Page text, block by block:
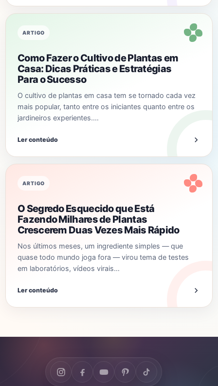
ARTIGO
Como Fazer o Cultivo de Plantas em
Casa: Dicas Práticas e Estratégias
Para o Sucesso
O cultivo de plantas em casa tem se tornado cada vez
mais popular, tanto entre os iniciantes quanto entre os
jardineiros experientes.…
Ler conteúdo
ARTIGO
O Segredo Esquecido que Está
Fazendo Milhares de Plantas
Crescerem Duas Vezes Mais Rápido
Nos últimos meses, um ingrediente simples — que
quase todo mundo joga fora — virou tema de testes
em laboratórios, vídeos virais…
Ler conteúdo